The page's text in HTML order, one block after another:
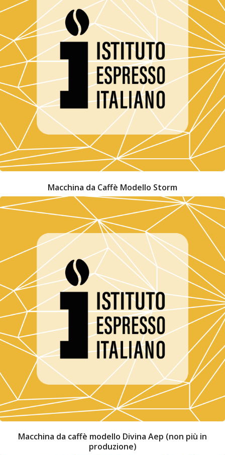
Macchina da Caffè Modello Storm
Macchina da caffè modello Divina Aep (non più in
produzione)